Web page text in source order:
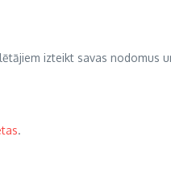
izteikt savas nodomus
.